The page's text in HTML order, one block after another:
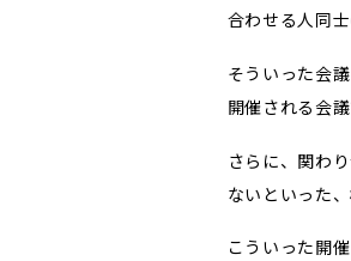
合わせる人同
そういった会
開催される会議
さらに、関わ
ないといった
こういった開